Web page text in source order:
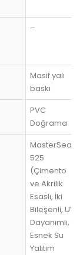
–
Masif yalı
baskı
PVC
Doğrama
MasterSeal
525
(Çimento
ve Akrilik
Esaslı, İki
Bileşenli, UV
Dayanımlı,
Esnek Su
Yalıtım